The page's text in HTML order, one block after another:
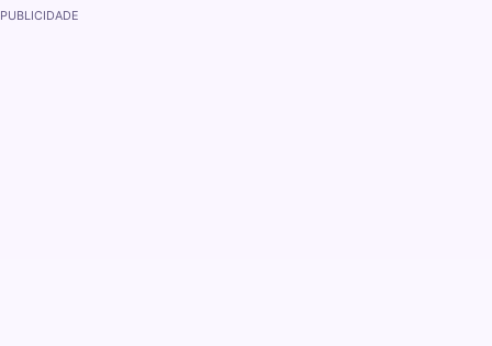
PUBLICIDADE